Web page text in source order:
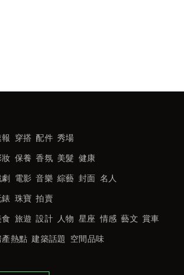
穿搭 配件 秀場
保養 香氛 美髮 健康
電影 音樂 綜藝 封面 名人
珠寶 拍賣
旅遊 設計 人物 星座 情感 藝文 賞車
產熱點 建築話題 空間品味